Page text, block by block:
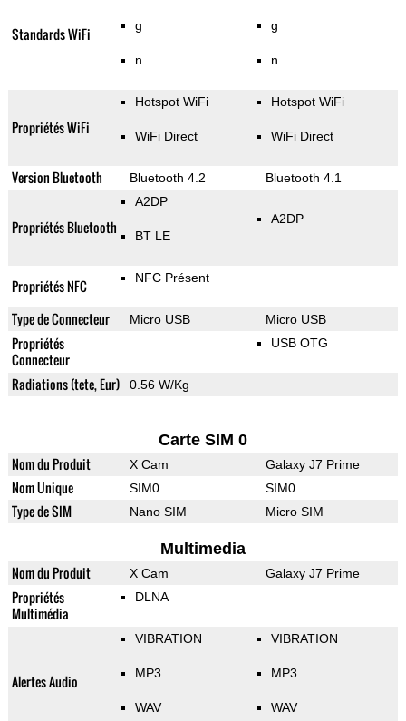
Standards WiFi g
n
g
n
Propriétés WiFi
Hotspot WiFi
WiFi Direct
Hotspot WiFi
WiFi Direct
Version Bluetooth Bluetooth 4.2 Bluetooth 4.1
Propriétés Bluetooth
A2DP
BT LE
A2DP
Propriétés NFC NFC Présent
Type de Connecteur Micro USB Micro USB
Propriétés
Connecteur
USB OTG
Radiations (tete, Eur) 0.56 W/Kg
Carte SIM 0
Nom du Produit X Cam Galaxy J7 Prime
Nom Unique SIM0 SIM0
Type de SIM Nano SIM Micro SIM
Multimedia
Nom du Produit X Cam Galaxy J7 Prime
Propriétés
Multimédia
DLNA
Alertes Audio
VIBRATION
MP3
WAV
VIBRATION
MP3
WAV